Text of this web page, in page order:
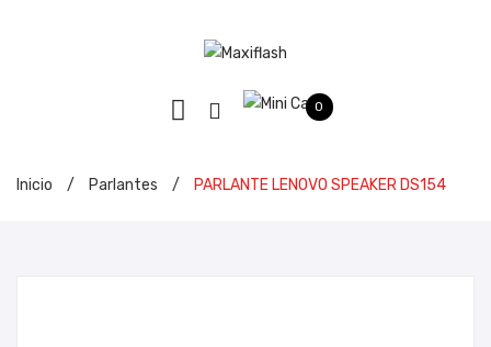
0
Inicio / Parlantes / PARLANTE LENOVO SPEAKER DS154